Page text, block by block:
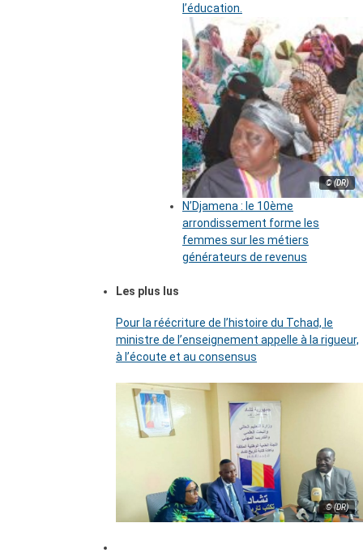
l’éducation.
© (DR)
N’Djamena : le 10ème
arrondissement forme les
femmes sur les métiers
générateurs de revenus
Les plus lus
Pour la réécriture de l’histoire du Tchad, le
ministre de l’enseignement appelle à la rigueur,
à l’écoute et au consensus
© (DR)